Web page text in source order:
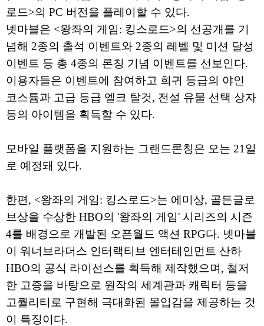
로드>의 PC 버전을 플레이할 수 있다.
넷마블은 <왕좌의 게임: 킹스로드>의 선공개를 기
념해 2종의 출석 이벤트와 2종의 레벨 및 미션 달성
이벤트 등 총 4종의 론칭 기념 이벤트를 선보인다.
이용자들은 이벤트에 참여하고 희귀 등급의 야인
코스튬과 고급 등급 엘크 탈것, 전설 유물 선택 상자
등의 아이템을 획득할 수 있다.
모바일 플랫폼을 지원하는 그랜드론칭은 오는 21일
로 예정돼 있다.
한편, <왕좌의 게임: 킹스로드>는 에미상, 골든글로
브상을 수상한 HBO의 '왕좌의 게임' 시리즈의 시즌
4를 배경으로 개발된 오픈월드 액션 RPG다. 넷마블
이 워너브라더스 인터랙티브 엔터테인먼트 산하
HBO의 공식 라이선스를 획득해 제작했으며, 철저
한 고증을 바탕으로 원작의 세계관과 캐릭터 등을
고퀄리티로 구현해 극대화된 몰입감을 제공하는 것
이 특징이다.